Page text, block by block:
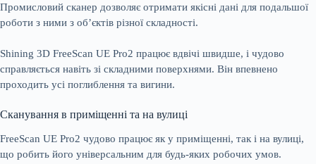
Промисловий сканер дозволяє отримати якісні дані для подальшої
роботи з ними з об’єктів різної складності.
Shining 3D FreeScan UE Pro2 працює вдвічі швидше, і чудово
справляється навіть зі складними поверхнями. Він впевнено
проходить усі поглиблення та вигини.
Сканування в приміщенні та на вулиці
FreeScan UE Pro2 чудово працює як у приміщенні, так і на вулиці,
що робить його універсальним для будь-яких робочих умов.